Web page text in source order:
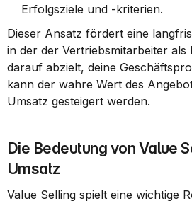
Erfolgsziele und -kriterien.
Dieser Ansatz fördert eine
in der der Vertriebsmitarbeiter
darauf abzielt, deine
kann der wahre Wert des
Umsatz gesteigert werden.
Die Bedeutung von Value
Umsatz